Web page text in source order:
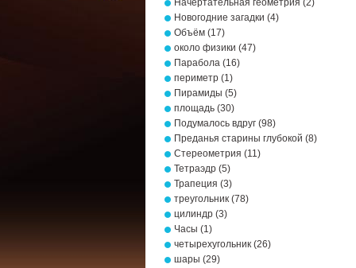
Начертательная геометрия (2)
Новогодние загадки (4)
Объём (17)
около физики (47)
Парабола (16)
периметр (1)
Пирамиды (5)
площадь (30)
Подумалось вдруг (98)
Преданья старины глубокой (8)
Стереометрия (11)
Тетраэдр (5)
Трапеция (3)
треугольник (78)
цилиндр (3)
Часы (1)
четырехугольник (26)
шары (29)